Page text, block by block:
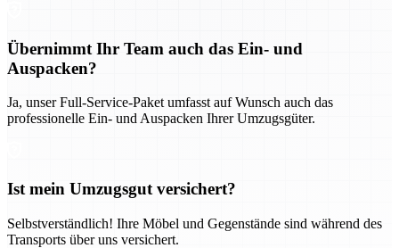
Übernimmt Ihr Team auch das Ein- und
Auspacken?
Ja, unser Full-Service-Paket umfasst auf Wunsch auch das
professionelle Ein- und Auspacken Ihrer Umzugsgüter.
Ist mein Umzugsgut versichert?
Selbstverständlich! Ihre Möbel und Gegenstände sind während des
Transports über uns versichert.